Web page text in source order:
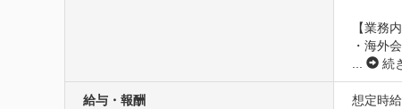
【業務
・海外
続
給与・報酬
想定時